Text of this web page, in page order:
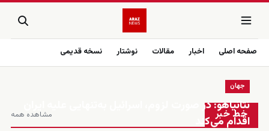
صفحه اصلی اخبار مقالات نوشتار نسخه قدیمی
زنده
خط خبر مشاهده همه
جهان
نتانیاهو: در صورت لزوم، اسرائیل به‌تنهایی علیه ایران
اقدام می‌کند